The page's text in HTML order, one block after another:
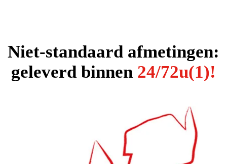
Niet-standaard afmetingen:
geleverd binnen 24/72u(1)!